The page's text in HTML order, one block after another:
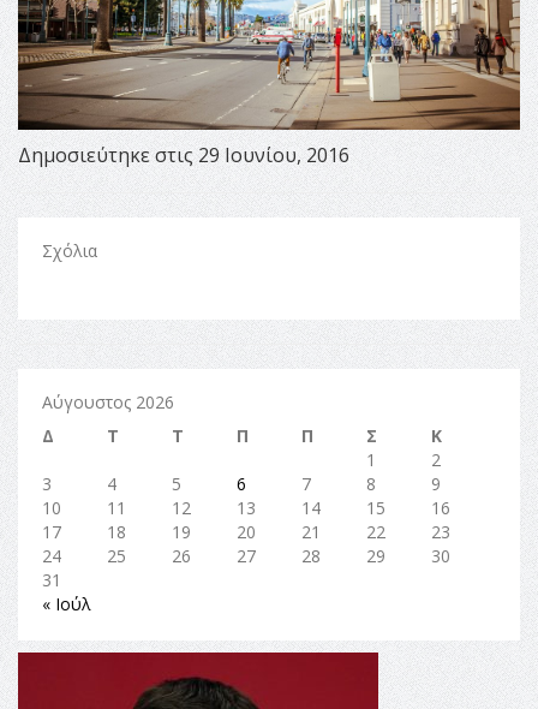
Δημοσιεύτηκε στις 29 Ιουνίου, 2016
Σχόλια
Αύγουστος 2026
Δ
Τ Τ Π Π Σ
Κ
1
2
3
4 5 6 7 8
9
10
11 12 13 14 15
16
17
18 19 20 21 22
23
24
25 26 27 28 29
30
31
« Ιούλ